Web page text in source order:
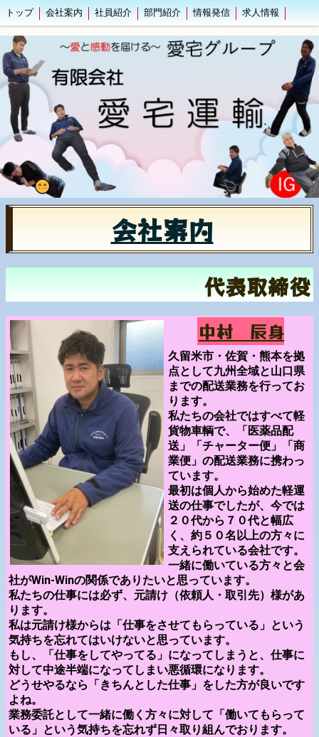
トップ 会社案内 社員紹介 部門紹介 情報発信 求人情報
会社案内
代表取締役
中村 辰身
久留米市・佐賀・熊本を拠
点として九州全域と山口県
までの配送業務を行ってお
ります。
私たちの会社ではすべて軽
貨物車輌で、「医薬品配
送」「チャーター便」「商
業便」の配送業務に携わっ
ています。
最初は個人から始めた軽運
送の仕事でしたが、今では
２０代から７０代と幅広
く、約５０名以上の方々に
支えられている会社です。
一緒に働いている方々と会
社がWin-Winの関係でありたいと思っています。
私たちの仕事には必ず、元請け（依頼人・取引先）様があ
ります。
私は元請け様からは「仕事をさせてもらっている」という
気持ちを忘れてはいけないと思っています。
もし、「仕事をしてやってる」になってしまうと、仕事に
対して中途半端になってしまい悪循環になります。
どうせやるなら「きちんとした仕事」をした方が良いです
よね。
業務委託として一緒に働く方々に対して「働いてもらって
いる」という気持ちを忘れず日々取り組んでおります。